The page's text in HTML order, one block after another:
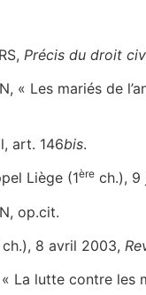
Précis du droit
« Les mariés de
art. 146bis.
Liège (1ère ch.), 9
op.cit.
ch.), 8 avril 2003,
« La lutte contre les